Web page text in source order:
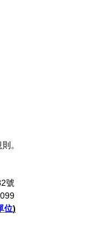
。
號
位)